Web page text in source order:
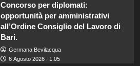
Concorso per diplomati:
opportunità per amministrativi
all’Ordine Consiglio del Lavoro di
Bari.
Germana Bevilacqua
6 Agosto 2026 : 1:05